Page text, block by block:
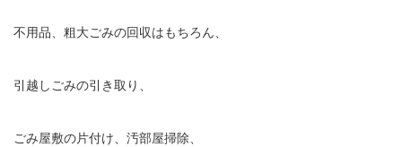
不用品、粗大ごみの回収はもちろん、
引越しごみの引き取り、
ごみ屋敷の片付け、汚部屋掃除、